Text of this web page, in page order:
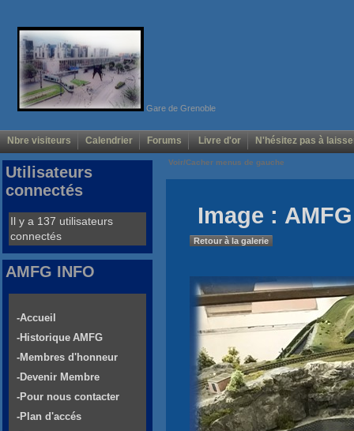
Gare de Grenoble
Nbre visiteurs Calendrier Forums Livre d'or N'hésitez pas à
Voir/Cacher menus de gauche
Image :
Retour à la galerie
Utilisateurs
connectés
Il y a 137 utilisateurs
connectés
AMFG INFO
-Accueil
-Historique AMFG
-Membres d'honneur
-Devenir Membre
-Pour nous contacter
-Plan d'accés